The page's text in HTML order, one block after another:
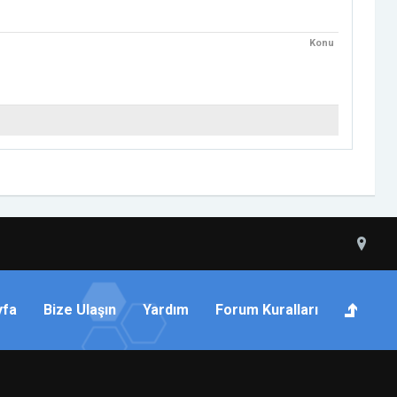
Konu
Bize Ulaşın Yardım Forum Kuralları